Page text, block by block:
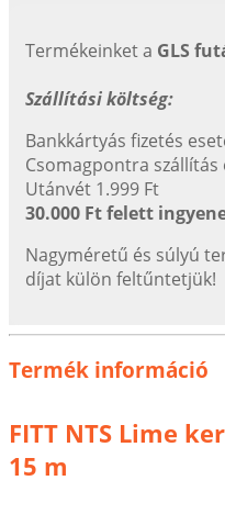
Termékeinket a GLS
Szállítási költség:
Bankkártyás fizetés
Csomagpontra szállítás
Utánvét 1.999 Ft
30.000 Ft felett
Nagyméretű és súlyú
díjat külön feltűntetjük!
Termék információ
FITT NTS Lime
15 m